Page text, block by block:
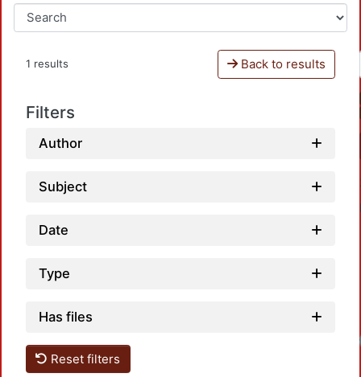
1 results Back to results
Filters
Author
Subject
Date
Type
Has files
Reset filters